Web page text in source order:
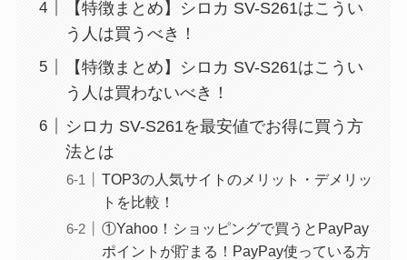
【特徴まとめ】シロカ SV-S261はこうい
う人は買うべき！
【特徴まとめ】シロカ SV-S261はこうい
う人は買わないべき！
シロカ SV-S261を最安値でお得に買う方
法とは
TOP3の人気サイトのメリット・デメリッ
トを比較！
①Yahoo！ショッピングで買うとPayPay
ポイントが貯まる！PayPay使っている方